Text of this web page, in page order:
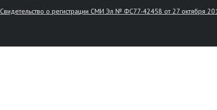
Свидетельство о регистрации СМИ Эл № ФС77-42458 от 27 октября